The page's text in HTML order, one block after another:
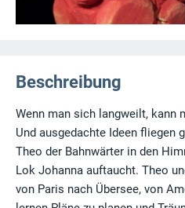
Beschreibung
Wenn man sich langweilt, kann
Und ausgedachte Ideen fliegen
Theo der Bahnwärter in den
Lok Johanna auftaucht. Theo
von Paris nach Übersee, von